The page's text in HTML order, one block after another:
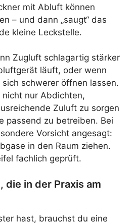
mit Abluft können
– und dann „saugt“ das
kleine Leckstelle.
Zugluft schlagartig stärker
läuft, oder wenn
sich schwerer öffnen lassen.
nur Abdichten,
Zuluft zu sorgen
passend zu betreiben. Bei
Vorsicht angesagt:
in den Raum ziehen.
fachlich geprüft.
die in der Praxis am
hast, brauchst du eine